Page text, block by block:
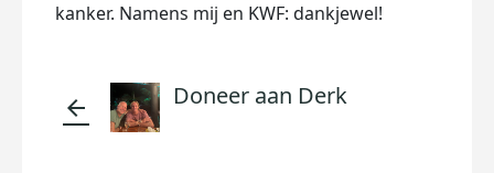
kanker. Namens mij en KWF: dankjewel!
arrow_back Doneer aan Derk